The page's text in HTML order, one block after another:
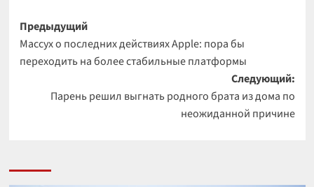
Навигация
записи
Предыдущий
Массух о последних действиях Apple: пора бы
переходить на более стабильные платформы
Следующий:
Парень решил выгнать родного брата из дома по
неожиданной причине